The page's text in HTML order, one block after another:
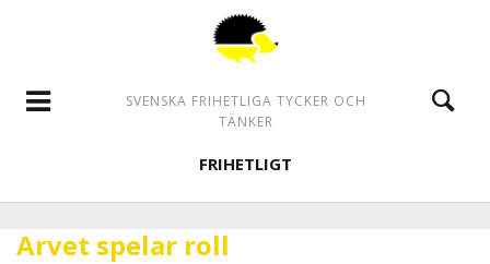
SVENSKA FRIHETLIGA TYCKER OCH
TÄNKER
FRIHETLIGT
Arvet spelar roll